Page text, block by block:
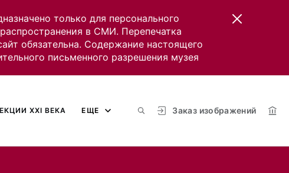
только для персонального
в СМИ. Перепечатка
обязательна. Содержание настоящего
письменного разрешения музея
Заказ изображений
XXI ВЕКА ЕЩЕ